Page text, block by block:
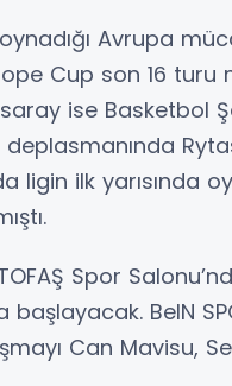
Avrupa
Cup son 16
ise Basketbol
deplasmanında
ligin ilk yarısında
Spor
BeIN
Can Mavisu,